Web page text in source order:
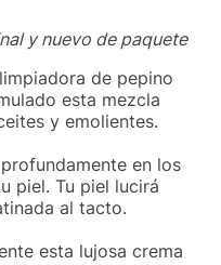
y nuevo de paquete
de pepino
esta mezcla
y emolientes.
en los
piel. Tu piel lucirá
al tacto.
esta lujosa crema